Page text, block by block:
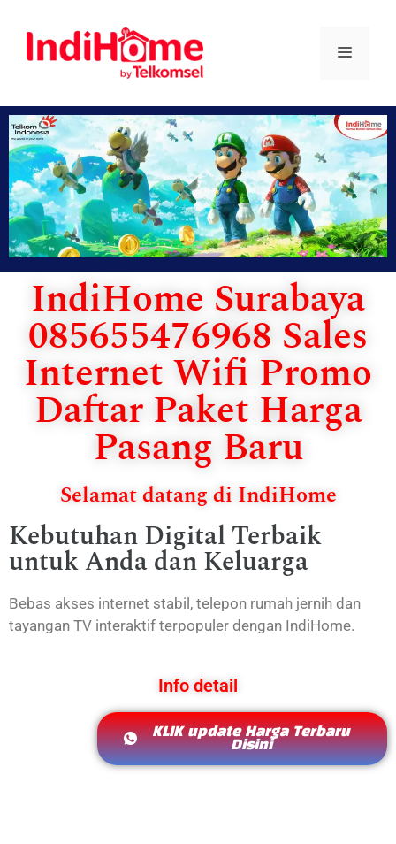
IndiHome Surabaya
085655476968 Sales
Internet Wifi Promo
Daftar Paket Harga
Pasang Baru
Selamat datang di IndiHome
Kebutuhan Digital Terbaik
untuk Anda dan Keluarga
Bebas akses internet stabil, telepon rumah jernih dan
tayangan TV interaktif terpopuler dengan IndiHome.
Info detail
KLIK update Harga Terbaru
Disini